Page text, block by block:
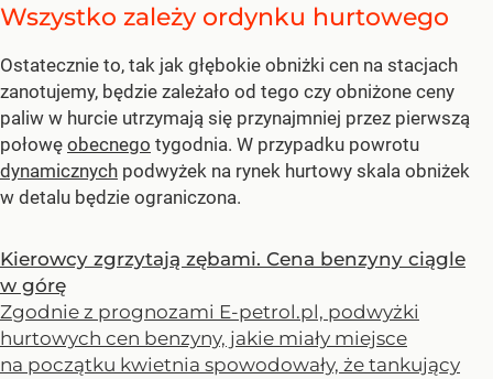
Wszystko zależy ordynku hurtowego
Ostatecznie to, tak jak głębokie obniżki cen na stacjach
zanotujemy, będzie zależało od tego czy obniżone ceny
paliw w hurcie utrzymają się przynajmniej przez pierwszą
połowę obecnego tygodnia. W przypadku powrotu
dynamicznych podwyżek na rynek hurtowy skala obniżek
w detalu będzie ograniczona.
Kierowcy zgrzytają zębami. Cena benzyny ciągle
w górę
Zgodnie z prognozami E-petrol.pl, podwyżki
hurtowych cen benzyny, jakie miały miejsce
na początku kwietnia spowodowały, że tankujący